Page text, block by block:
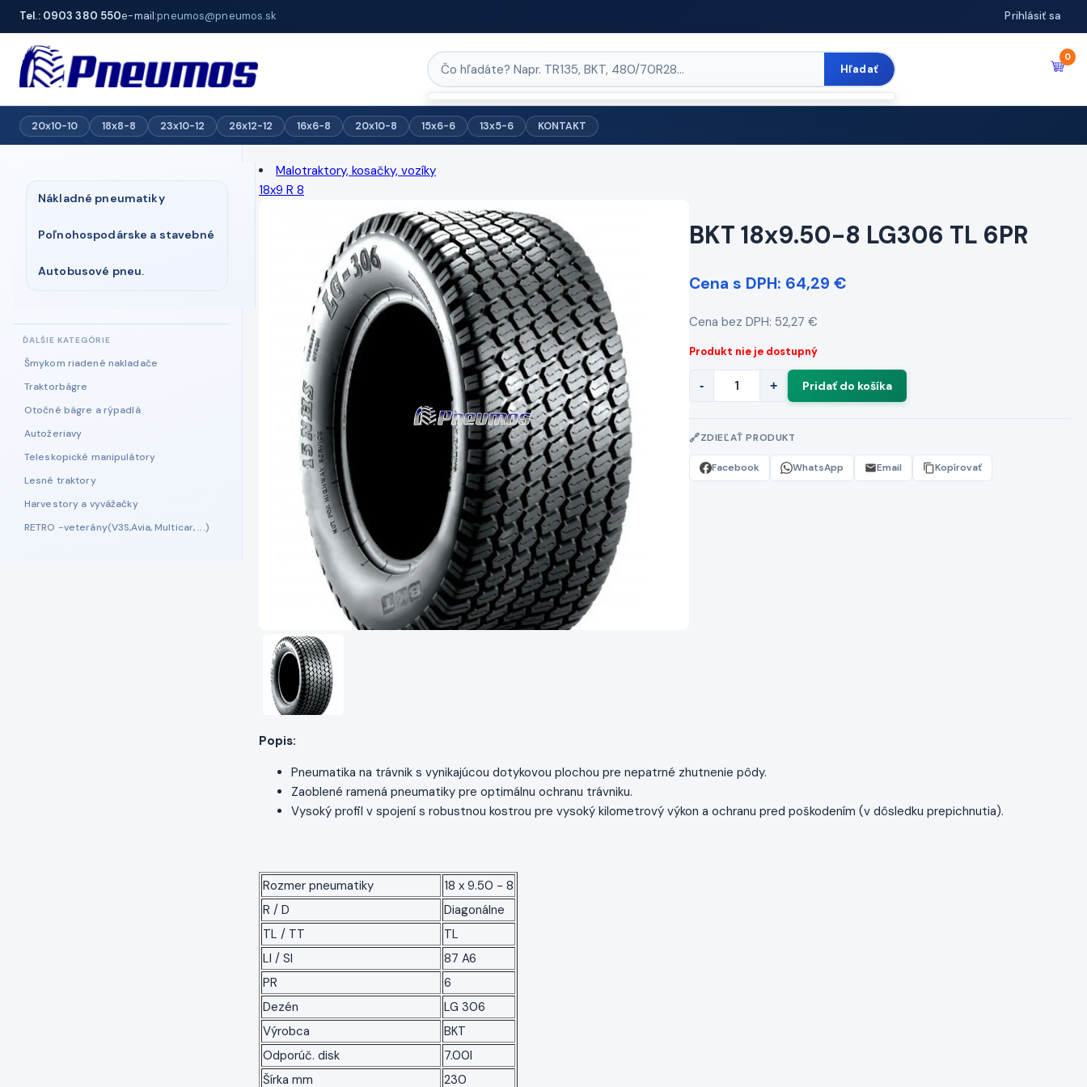
Tel.: 0903 380 550e-mail:pneumos@pneumos.sk Prihlásiť sa
Hľadať
0
20x10-10 18x8-8 23x10-12 26x12-12 16x6-8 20x10-8 15x6-6 13x5-6 KONTAKT
Nákladné pneumatiky
Poľnohospodárske a stavebné
Autobusové pneu.
Šmykom riadené nakladače
Traktorbágre
Otočné bágre a rýpadlá
Autožeriavy
Teleskopické manipulátory
Lesné traktory
Harvestory a vyvážačky
RETRO -veterány(V3S,Avia, Multicar, ...)
Malotraktory, kosačky, vozíky
18x9 R 8
BKT 18x9.50-8 LG306 TL 6PR
Cena s DPH: 64,29 €
Cena bez DPH: 52,27 €
Produkt nie je dostupný
- +
ZDIEĽAŤ PRODUKT
Facebook WhatsApp Email Kopírovať
Popis:
Pneumatika na trávnik s vynikajúcou dotykovou plochou pre nepatrné zhutnenie pôdy.
Zaoblené ramená pneumatiky pre optimálnu ochranu trávniku.
Vysoký profil v spojení s robustnou kostrou pre vysoký kilometrový výkon a ochranu pred poškodením (v dôsledku prepichnutia).
Rozmer pneumatiky
18 x 9.50 - 8
R / D
Diagonálne
TL / TT
TL
LI / SI
87 A6
PR
6
Dezén
LG 306
Výrobca
BKT
Odporúč. disk
7.00I
Šírka mm
230